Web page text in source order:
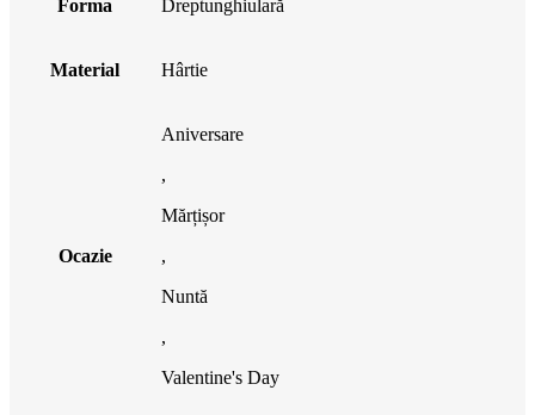
Forma Dreptunghiulară
Material Hârtie
Ocazie
Aniversare
,
Mărțișor
,
Nuntă
,
Valentine's Day